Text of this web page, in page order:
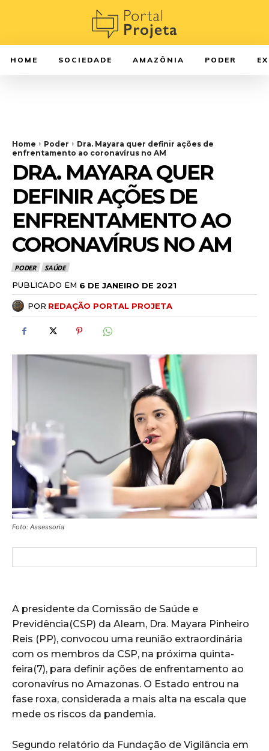
HOME SOCIEDADE AMAZÔNIA PODER
Home Poder
Dra. Mayara quer definir ações de
enfrentamento ao coronavírus no AM
DRA. MAYARA QUER
DEFINIR AÇÕES DE
ENFRENTAMENTO AO
CORONAVÍRUS NO AM
PODER SAÚDE
PUBLICADO EM 6 DE JANEIRO DE 2021
POR REDAÇÃO PORTAL PROJETA
Foto: Assessoria
A presidente da Comissão de Saúde e
Previdência(CSP) da Aleam, Dra. Mayara Pinheiro
Reis (PP), convocou uma reunião extraordinária
com os membros da CSP, na próxima quinta-
feira(7), para definir ações de enfrentamento ao
coronavírus no Amazonas. O Estado entrou na
fase roxa, considerada a mais alta na escala que
mede os riscos da pandemia.
Segundo relatório da Fundação de Vigilância em